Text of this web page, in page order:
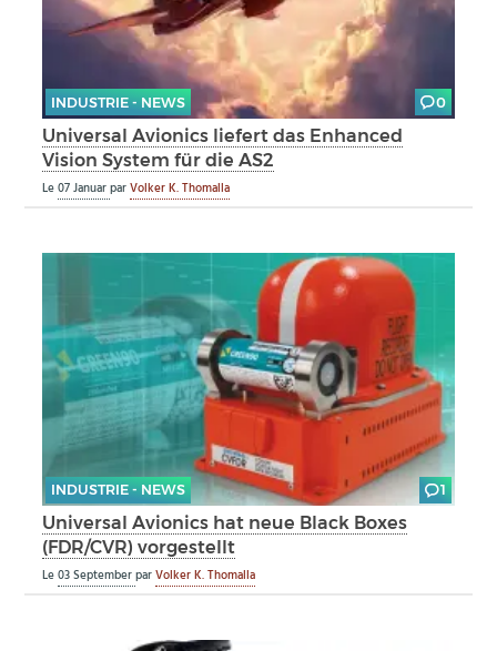
INDUSTRIE - NEWS 0
Universal Avionics liefert das Enhanced
Vision System für die AS2
Le07 JanuarparVolker K. Thomalla
INDUSTRIE - NEWS 1
Universal Avionics hat neue Black Boxes
(FDR/CVR) vorgestellt
Le03 SeptemberparVolker K. Thomalla